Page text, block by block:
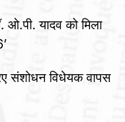
ओ.पी. यादव को मिला
संशोधन विधेयक वापस